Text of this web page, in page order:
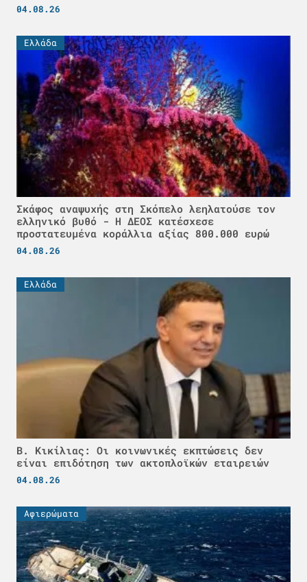
04.08.26
Ελλάδα
Σκάφος αναψυχής στη Σκόπελο λεηλατούσε τον
ελληνικό βυθό - H ΔΕΟΣ κατέσχεσε
προστατευμένα κοράλλια αξίας 800.000 ευρώ
04.08.26
Ελλάδα
Β. Κικίλιας: Οι κοινωνικές εκπτώσεις δεν
είναι επιδότηση των ακτοπλοϊκών εταιρειών
04.08.26
Αφιερώματα